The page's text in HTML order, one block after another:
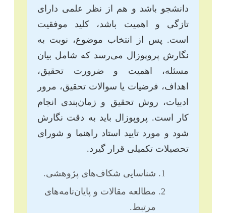
دانشجو باشد و هم از نظر علمی دارای
تازگی و اهمیت باشد، کلید موفقیت
است. پس از انتخاب موضوع، نوبت به
نگارش پروپوزال می‌رسد که شامل بیان
مسئله، اهمیت و ضرورت تحقیق،
اهداف، فرضیات یا سوالات تحقیق، مرور
ادبیات، روش تحقیق و زمان‌بندی انجام
کار است. پروپوزال باید به دقت نگارش
شود و مورد تایید استاد راهنما و شورای
تحصیلات تکمیلی قرار گیرد.
شناسایی شکاف‌های پژوهشی.
مطالعه مقالات و پایان‌نامه‌های
مرتبط.